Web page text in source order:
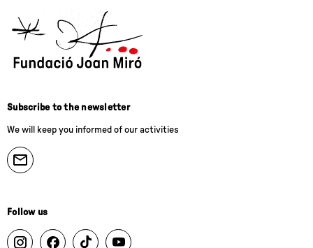
Subscribe to the newsletter
We will keep you informed of our activities
Follow us